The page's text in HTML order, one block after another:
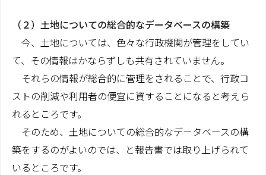
（２）土地についての総合的なデータベースの構築
今、土地については、色々な行政機関が管理をしてい
て、その情報はかならずしも共有されていません。
それらの情報が総合的に管理をされることで、行政コ
ストの削減や利用者の便宜に資することになると考えら
れるところです。
そのため、土地についての総合的なデータベースの構
築をするのがよいのでは、と報告書では取り上げられて
いるところです。